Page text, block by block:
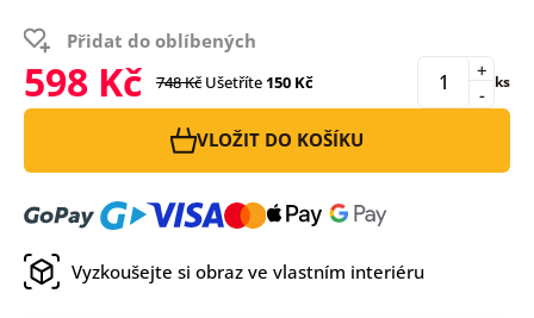
Přidat do oblíbených
598 Kč 748 Kč Ušetříte150 Kč -
+ ks
VLOŽIT DO KOŠÍKU
Vyzkoušejte si obraz ve vlastním interiéru